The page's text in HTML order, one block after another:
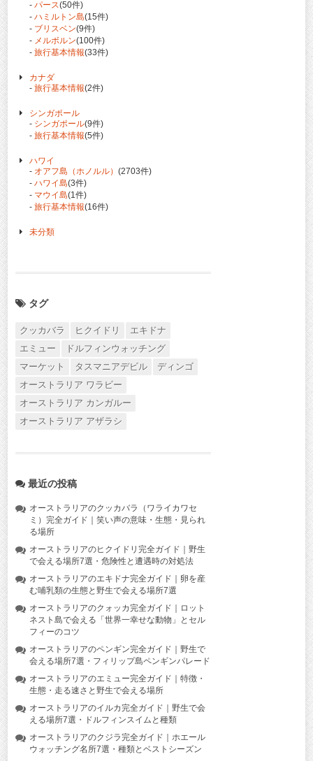
- パース(50件)
- ハミルトン島(15件)
- ブリスベン(9件)
- メルボルン(100件)
- 旅行基本情報(33件)
カナダ
- 旅行基本情報(2件)
シンガポール
- シンガポール(9件)
- 旅行基本情報(5件)
ハワイ
- オアフ島（ホノルル） (2703件)
- ハワイ島(3件)
- マウイ島(1件)
- 旅行基本情報(16件)
未分類
タグ
クッカバラ ヒクイドリ
エキドナ
エミュー
ドルフィンウォッチング
マーケット
タスマニアデビル
ディンゴ
オーストラリア ワラビー
オーストラリア カンガルー
オーストラリア アザラシ
最近の投稿
オーストラリアのクッカバラ（ワライカワセ
ミ）完全ガイド｜笑い声の意味・生態・見られ
る場所
オーストラリアのヒクイドリ完全ガイド｜野生
で会える場所7選・危険性と遭遇時の対処法
オーストラリアのエキドナ完全ガイド｜卵を産
む哺乳類の生態と野生で会える場所7選
オーストラリアのクォッカ完全ガイド｜ロット
ネスト島で会える「世界一幸せな動物」とセル
フィーのコツ
オーストラリアのペンギン完全ガイド｜野生で
会える場所7選・フィリップ島ペンギンパレード
オーストラリアのエミュー完全ガイド｜特徴・
生態・走る速さと野生で会える場所
オーストラリアのイルカ完全ガイド｜野生で会
える場所7選・ドルフィンスイムと種類
オーストラリアのクジラ完全ガイド｜ホエール
ウォッチング名所7選・種類とベストシーズン